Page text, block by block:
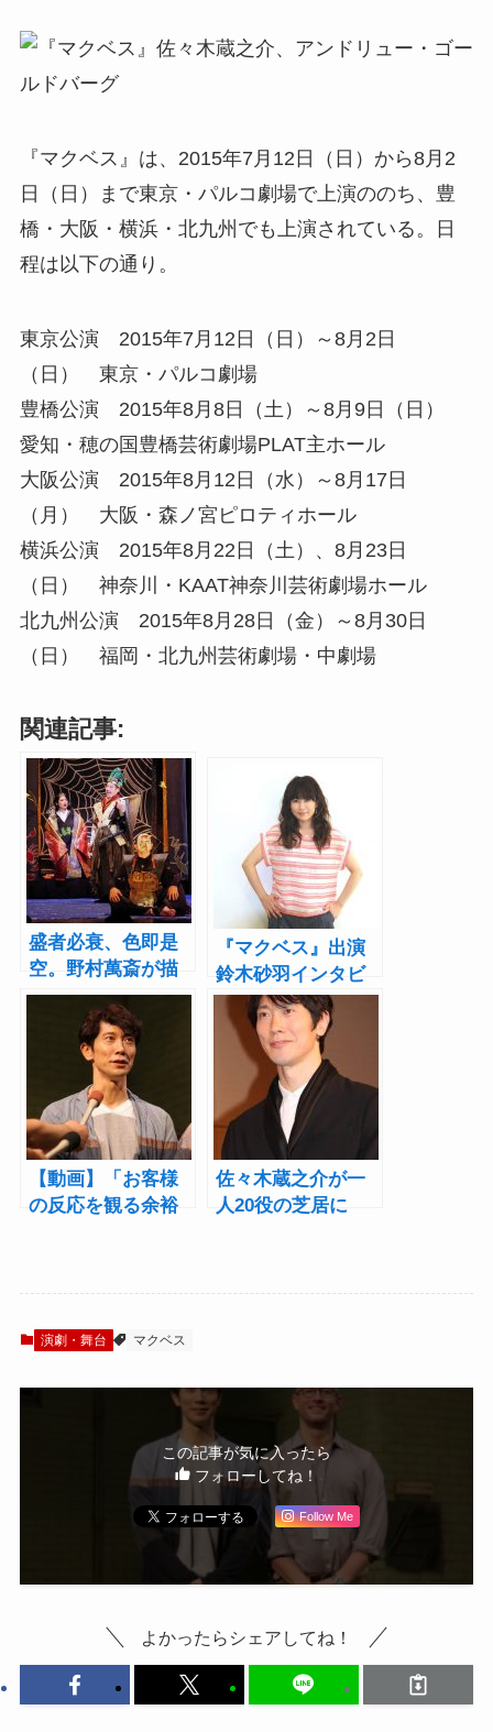
『マクベス』は、2015年7月12日（日）から8月2
日（日）まで東京・パルコ劇場で上演ののち、豊
橋・大阪・横浜・北九州でも上演されている。日
程は以下の通り。
東京公演 2015年7月12日（日）～8月2日
（日） 東京・パルコ劇場
豊橋公演 2015年8月8日（土）～8月9日（日）
愛知・穂の国豊橋芸術劇場PLAT主ホール
大阪公演 2015年8月12日（水）～8月17日
（月） 大阪・森ノ宮ピロティホール
横浜公演 2015年8月22日（土）、8月23日
（日） 神奈川・KAAT神奈川芸術劇場ホール
北九州公演 2015年8月28日（金）～8月30日
（日） 福岡・北九州芸術劇場・中劇場
関連記事:
盛者必衰、色即是
空。野村萬斎が描
くロマン、愛、そ
してすべてを失う
咆哮『マクベス』
レポート
『マクベス』出演
鈴木砂羽インタビ
ュー「マクベス夫
人を花にたとえて
表現したい」
【動画】「お客様
の反応を観る余裕
佐々木蔵之介が一
人20役の芝居に
演劇・舞台 マクベス
この記事が気に入ったら
フォローしてね！
Follow Me
よかったらシェアしてね！